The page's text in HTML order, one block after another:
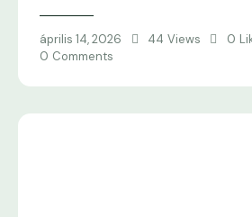
április 14, 2026 44 Views 0
0 Comments